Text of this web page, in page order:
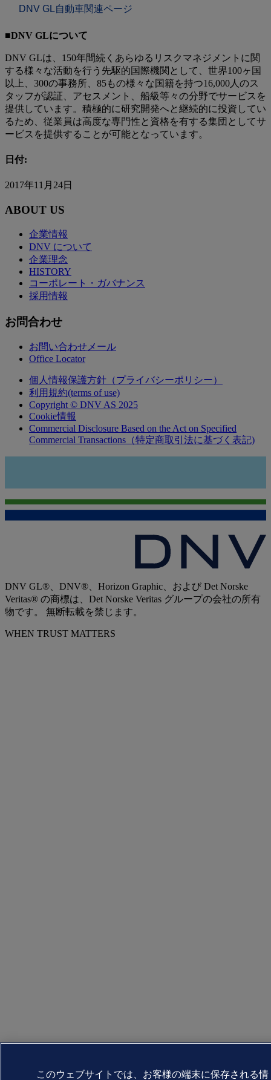
DNV GL自動車関連ページ
■DNV GLについて
DNV GLは、150年間続くあらゆるリスクマネジメントに関
する様々な活動を行う先駆的国際機関として、世界100ヶ国
以上、300の事務所、85もの様々な国籍を持つ16,000人のス
タッフが認証、アセスメント、船級等々の分野でサービスを
提供しています。積極的に研究開発へと継続的に投資してい
るため、従業員は高度な専門性と資格を有する集団としてサ
ービスを提供することが可能となっています。
日付:
2017年11月24日
ABOUT US
企業情報
DNV について
企業理念
HISTORY
コーポレート・ガバナンス
採用情報
お問合わせ
お問い合わせメール
Office Locator
個人情報保護方針（プライバシーポリシー）
利用規約(terms of use)
Copyright © DNV AS 2025
Cookie情報
Commercial Disclosure Based on the Act on Specified
Commercial Transactions（特定商取引法に基づく表記)
DNV GL®、DNV®、Horizon Graphic、および Det Norske
Veritas® の商標は、Det Norske Veritas グループの会社の所有
物です。 無断転載を禁じます。
WHEN TRUST MATTERS
このウェブサイトでは、お客様の端末に保存される情